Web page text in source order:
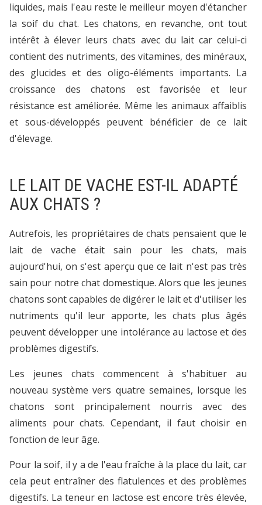
liquides, mais l'eau reste le meilleur moyen d'étancher
la soif du chat. Les chatons, en revanche, ont tout
intérêt à élever leurs chats avec du lait car celui-ci
contient des nutriments, des vitamines, des minéraux,
des glucides et des oligo-éléments importants. La
croissance des chatons est favorisée et leur
résistance est améliorée. Même les animaux affaiblis
et sous-développés peuvent bénéficier de ce lait
d'élevage.
LE LAIT DE VACHE EST-IL ADAPTÉ
AUX CHATS ?
Autrefois, les propriétaires de chats pensaient que le
lait de vache était sain pour les chats, mais
aujourd'hui, on s'est aperçu que ce lait n'est pas très
sain pour notre chat domestique. Alors que les jeunes
chatons sont capables de digérer le lait et d'utiliser les
nutriments qu'il leur apporte, les chats plus âgés
peuvent développer une intolérance au lactose et des
problèmes digestifs.
Les jeunes chats commencent à s'habituer au
nouveau système vers quatre semaines, lorsque les
chatons sont principalement nourris avec des
aliments pour chats. Cependant, il faut choisir en
fonction de leur âge.
Pour la soif, il y a de l'eau fraîche à la place du lait, car
cela peut entraîner des flatulences et des problèmes
digestifs. La teneur en lactose est encore très élevée,